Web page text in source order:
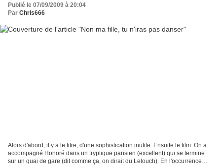
Publié le 07/09/2009 à 20:04
Par Chris666
Alors d'abord, il y a le titre, d'une sophistication inutile. Ensuite le film. On a
accompagné Honoré dans un tryptique parisien (excellent) qui se termine
sur un quai de gare (dit comme ça, on dirait du Lelouch). En l'occurrence